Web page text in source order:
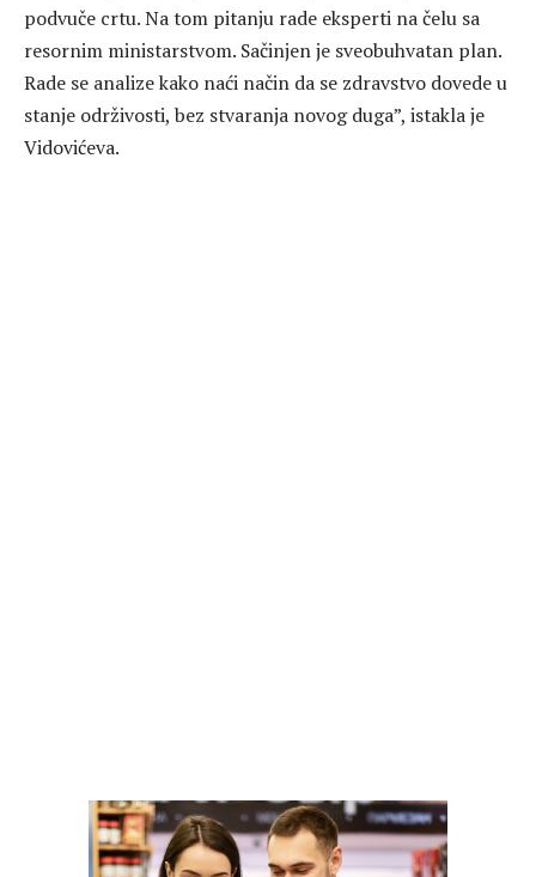
podvuče crtu. Na tom pitanju rade eksperti na čelu sa
resornim ministarstvom. Sačinjen je sveobuhvatan plan.
Rade se analize kako naći način da se zdravstvo dovede u
stanje održivosti, bez stvaranja novog duga”, istakla je
Vidovićeva.